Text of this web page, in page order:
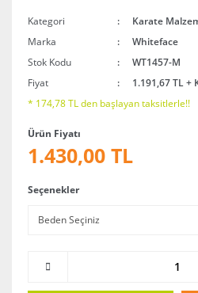
Kategori
Karate
Marka
Whiteface
Stok Kodu
WT1457-M
Fiyat
1.191,67 TL +
* 174,78 TL den başlayan taksitlerle!!
Ürün Fiyatı
1.430,00 TL
Seçenekler